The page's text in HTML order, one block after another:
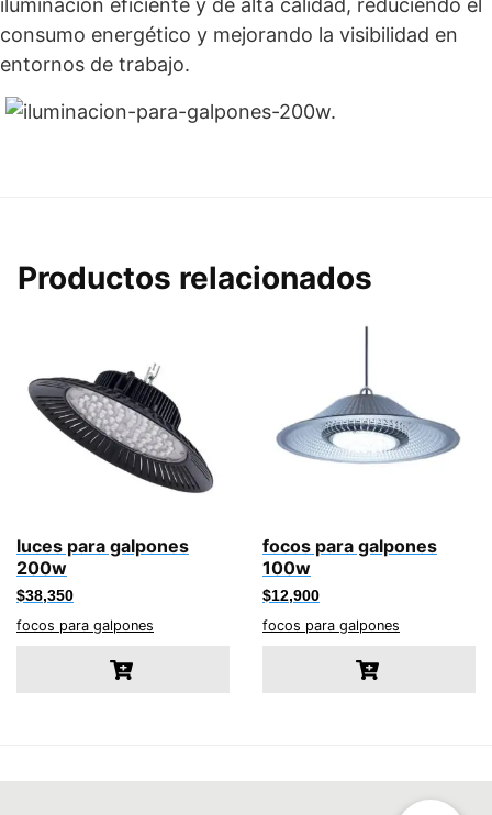
consumo energético y mejorando la visibilidad en
entornos de trabajo.
Productos relacionados
luces para galpones
200w
$38,350
focos para galpones
focos para galpones
100w
$12,900
focos para galpones